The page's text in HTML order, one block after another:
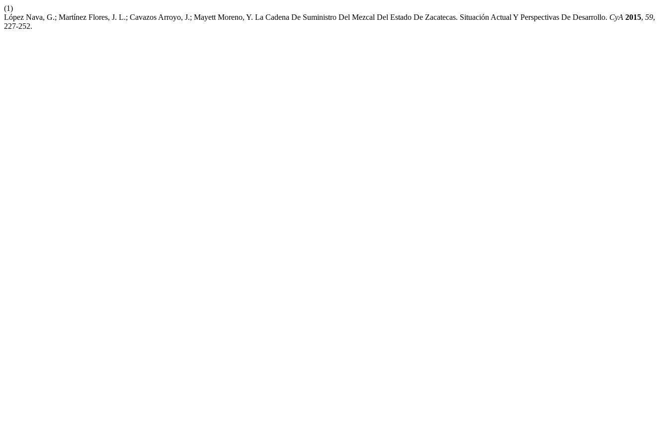
(1)
López Nava, G.; Martínez Flores, J. L.; Cavazos Arroyo, J.; Mayett Moreno, Y. La Cadena De Suministro Del Mezcal Del Estado De Zacatecas. Situación Actual Y Perspectivas De Desarrollo. CyA 2015, 59,
227-252.